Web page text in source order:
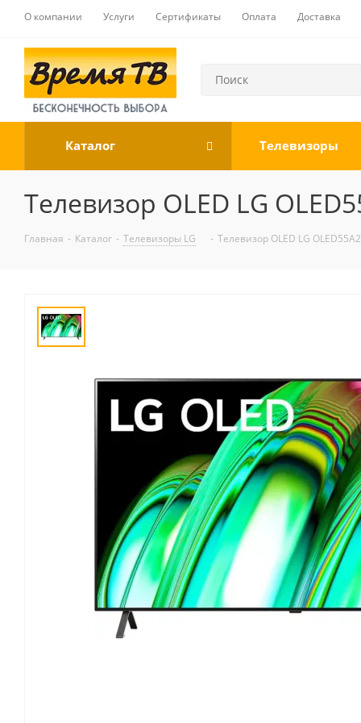
О компании Услуги Сертификаты Оплата Доставка
Каталог Телевизоры
Телевизор OLED LG
Главная - Каталог - Телевизоры LG - Телевизор OLED LG